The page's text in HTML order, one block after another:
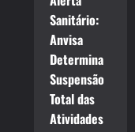
Sanitário:
Anvisa
Determina
Suspensão
Total das
Atividades